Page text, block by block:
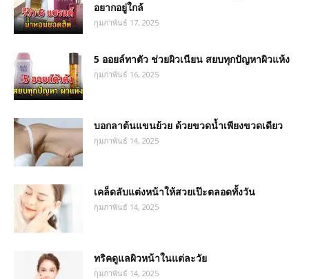
อยากอยู่ใกล้
กุมภาพันธ์ 17, 2025
5 ออยล์ทาตัว ช่วยผิวเนียน สยบทุกปัญหาผิวแห้ง
กุมภาพันธ์ 16, 2025
บอกลาต้นแขนย้วย ด้วยขวดน้ำเพียงขวดเดียว
กุมภาพันธ์ 14, 2025
เคล็ดลับแต่งหน้าให้สวยเป๊ะตลอดทั้งวัน
กุมภาพันธ์ 14, 2025
ทริคดูแลผิวหน้าในแต่ละวัย
กุมภาพันธ์ 14, 2025